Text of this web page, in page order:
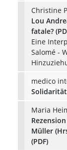
Christine
Lou
fatale?
Eine
Salomé -
medico
Maria
Müller
(PDF)